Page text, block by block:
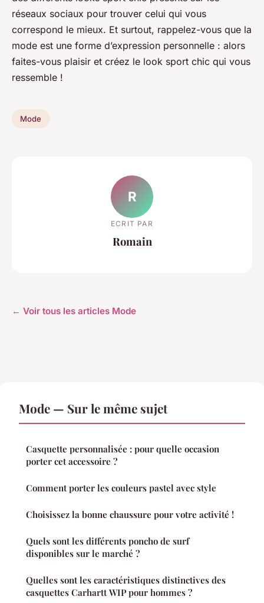
réseaux sociaux pour trouver celui qui vous
correspond le mieux. Et surtout, rappelez-vous que la
mode est une forme d’expression personnelle : alors
faites-vous plaisir et créez le look sport chic qui vous
ressemble !
Mode
R
ECRIT PAR
Romain
← Voir tous les articles Mode
Mode — Sur le même sujet
Casquette personnalisée : pour quelle occasion
porter cet accessoire ?
Comment porter les couleurs pastel avec style
Choisissez la bonne chaussure pour votre activité !
Quels sont les différents poncho de surf
disponibles sur le marché ?
Quelles sont les caractéristiques distinctives des
casquettes Carhartt WIP pour hommes ?